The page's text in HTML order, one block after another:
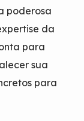
poderosa
da
para
sua
para